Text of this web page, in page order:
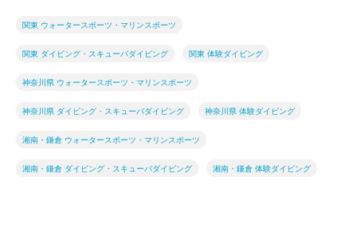
関東 ウォータースポーツ・マリンスポーツ
関東 ダイビング・スキューバダイビング 関東 体験ダイビング
神奈川県 ウォータースポーツ・マリンスポーツ
神奈川県 ダイビング・スキューバダイビング 神奈川県 体験ダイビング
湘南・鎌倉 ウォータースポーツ・マリンスポーツ
湘南・鎌倉 ダイビング・スキューバダイビング 湘南・鎌倉 体験ダイビング